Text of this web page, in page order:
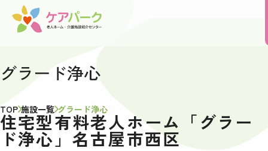
グラード浄心
TOP 施設一覧 グラード浄心
住宅型有料老人ホーム「グラー
ド浄心」名古屋市西区